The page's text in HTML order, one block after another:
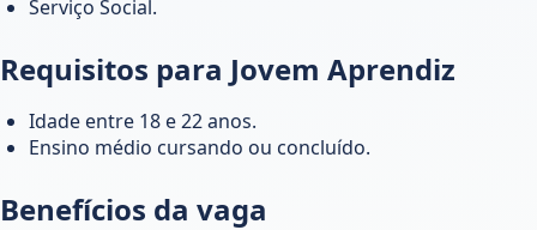
Serviço Social.
Requisitos para Jovem Aprendiz
Idade entre 18 e 22 anos.
Ensino médio cursando ou concluído.
Benefícios da vaga